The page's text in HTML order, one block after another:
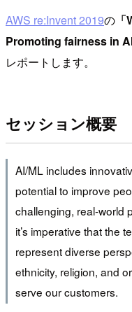
AWS re:Invent 2019の
Promoting fairness in
レポートします。
セッション概要
AI/ML includes
potential to improve
challenging, real-world
it’s imperative that the
represent diverse
ethnicity, religion, and
serve our customers.